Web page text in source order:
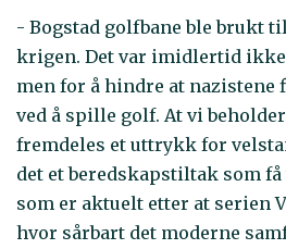
- Bogstad golfbane ble brukt
krigen. Det var imidlertid
men for å hindre at nazistene
ved å spille golf. At vi
fremdeles et uttrykk for
det et beredskapstiltak som
som er aktuelt etter at serien
hvor sårbart det moderne